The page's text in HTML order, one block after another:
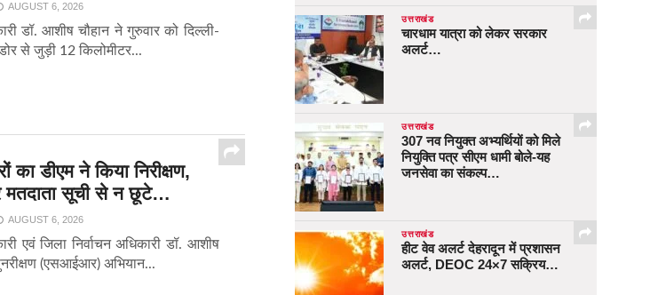
AUGUST 6, 2026
डॉ. आशीष चौहान ने गुरुवार को दिल्ली-
से जुड़ी 12 किलोमीटर...
का डीएम ने किया निरीक्षण,
मतदाता सूची से न छूटे…
AUGUST 6, 2026
एवं जिला निर्वाचन अधिकारी डॉ. आशीष
(एसआईआर) अभियान...
उत्तराखंड
चारधाम यात्रा को लेकर सरकार
अलर्ट…
उत्तराखंड
307 नव नियुक्त अभ्यर्थियों को मिले
नियुक्ति पत्र सीएम धामी बोले-यह
जनसेवा का संकल्प…
उत्तराखंड
हीट वेव अलर्ट देहरादून में प्रशासन
अलर्ट, DEOC 24×7 सक्रिय…